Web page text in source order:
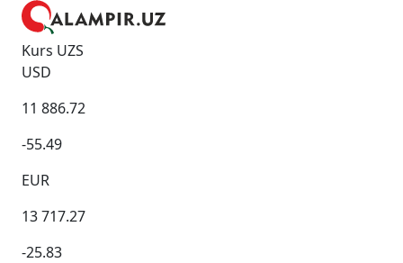
Kurs UZS
USD
11 886.72
-55.49
EUR
13 717.27
-25.83